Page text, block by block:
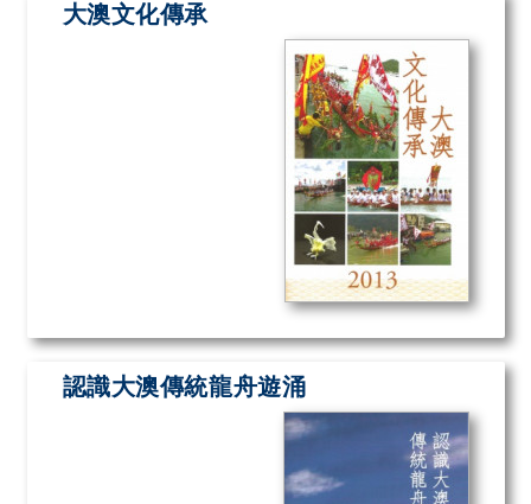
大澳文化傳承
認識大澳傳統龍舟遊涌